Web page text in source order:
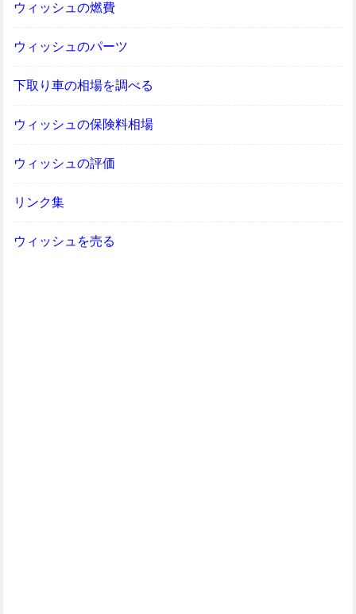
ウィッシュの燃費
ウィッシュのパーツ
下取り車の相場を調べる
ウィッシュの保険料相場
ウィッシュの評価
リンク集
ウィッシュを売る